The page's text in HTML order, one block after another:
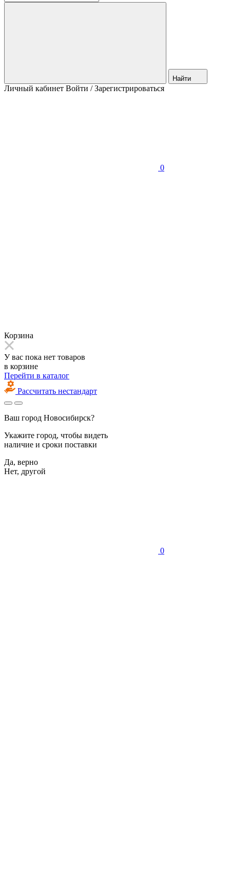
Найти
Личный кабинет Войти / Зарегистрироваться
0
Корзина
У вас пока нет товаров
в корзине
Перейти в каталог
Рассчитать нестандарт
Ваш город Новосибирск?
Укажите город, чтобы видеть
наличие и сроки поставки
Да, верно
Нет, другой
0